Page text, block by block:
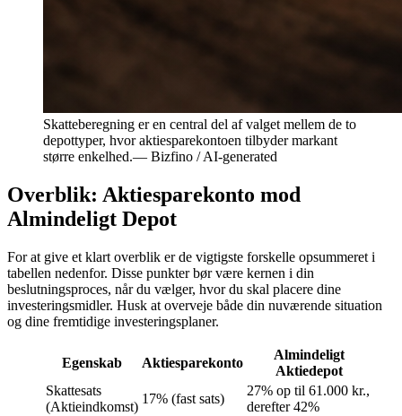
Skatteberegning er en central del af valget mellem de to
depottyper, hvor aktiesparekontoen tilbyder markant
større enkelhed.— Bizfino / AI-generated
Overblik: Aktiesparekonto mod
Almindeligt Depot
For at give et klart overblik er de vigtigste forskelle opsummeret i
tabellen nedenfor. Disse punkter bør være kernen i din
beslutningsproces, når du vælger, hvor du skal placere dine
investeringsmidler. Husk at overveje både din nuværende situation
og dine fremtidige investeringsplaner.
Egenskab Aktiesparekonto
Almindeligt
Aktiedepot
Skattesats
(Aktieindkomst)
17% (fast sats)
27% op til 61.000 kr.,
derefter 42%